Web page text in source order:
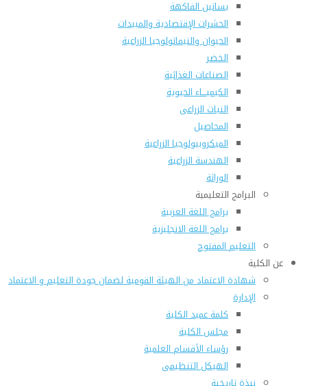
بساتين الفاكهة
الحشرات الإقتصادية والمبيدات
الحيوان والنيماتولوجيا الزراعية
الخضر
الصناعات الغذائية
الكيميـــاء الحيوية
النبات الزراعى
المحاصيل
الميكروبيولوجيا الزراعية
الهندسة الزراعية
الوراثة
البرامج التعليمية
برامج اللغة العربية
برامج اللغة الانجليزية
التعليم المفتوح
عن الكلية
شهادة الاعتماد من الهيئة القومية لضمان جودة التعليم و الاعتماد
الإدارة
كلمة عميد الكلية
مجلس الكلية
رؤساء الأقسام العلمية
الهيكل التنظيمى